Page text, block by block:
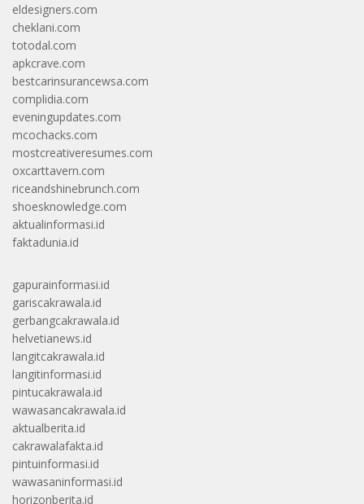
eldesigners.com
cheklani.com
totodal.com
apkcrave.com
bestcarinsurancewsa.com
complidia.com
eveningupdates.com
mcochacks.com
mostcreativeresumes.com
oxcarttavern.com
riceandshinebrunch.com
shoesknowledge.com
aktualinformasi.id
faktadunia.id
gapurainformasi.id
gariscakrawala.id
gerbangcakrawala.id
helvetianews.id
langitcakrawala.id
langitinformasi.id
pintucakrawala.id
wawasancakrawala.id
aktualberita.id
cakrawalafakta.id
pintuinformasi.id
wawasaninformasi.id
horizonberita.id